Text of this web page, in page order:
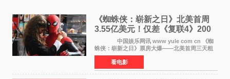
《蜘蛛侠：崭新之日》北美首周
3.55亿美元！仅差《复联4》200
万 影史第二全球开画
中国娱乐网讯 www yule com cn 《蜘
蛛侠：崭新之日》票房大爆——北美首周三天粗
报3 55亿美元，仅比影史最高北美开画《复仇者
联盟4：终局之战》的3 571亿美元少200万出头，
精报调整后仍
看电影